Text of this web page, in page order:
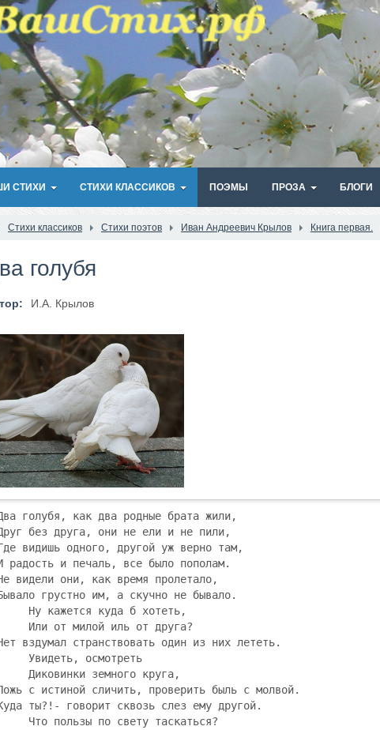
СТИХИ СТИХИ КЛАССИКОВ ПОЭМЫ ПРОЗА БЛОГИ
Стихи классиков Стихи поэтов Иван Андреевич Крылов Книга первая.
голубя
И.А. Крылов
голубя, как два родные брата жили,
без друга, они не ели и не пили,
видишь одного, другой уж верно там,
радость и печаль, все было пополам.
видели они, как время пролетало,
грустно им, а скучно не бывало.
Ну кажется куда б хотеть,
Или от милой иль от друга?
вздумал странствовать один из них лететь.
Увидеть, осмотреть
Диковинки земного круга,
с истиной сличить, проверить быль с молвой.
ты?!- говорит сквозь слез ему другой.
Что пользы по свету таскаться?